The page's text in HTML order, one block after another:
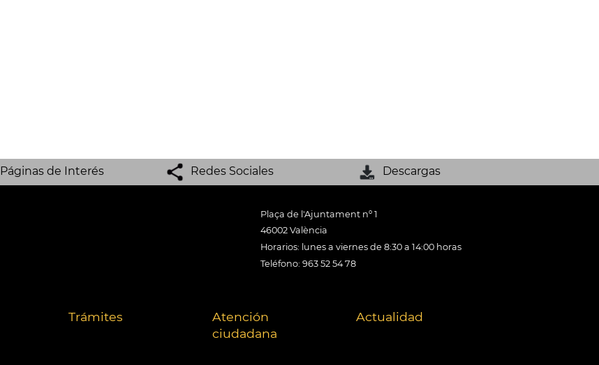
Páginas de Interés Redes Sociales Descargas
Plaça de l'Ajuntament nº 1
46002 València
Horarios: lunes a viernes de 8:30 a 14:00 horas
Teléfono: 963 52 54 78
Trámites
Atención
ciudadana
Actualidad